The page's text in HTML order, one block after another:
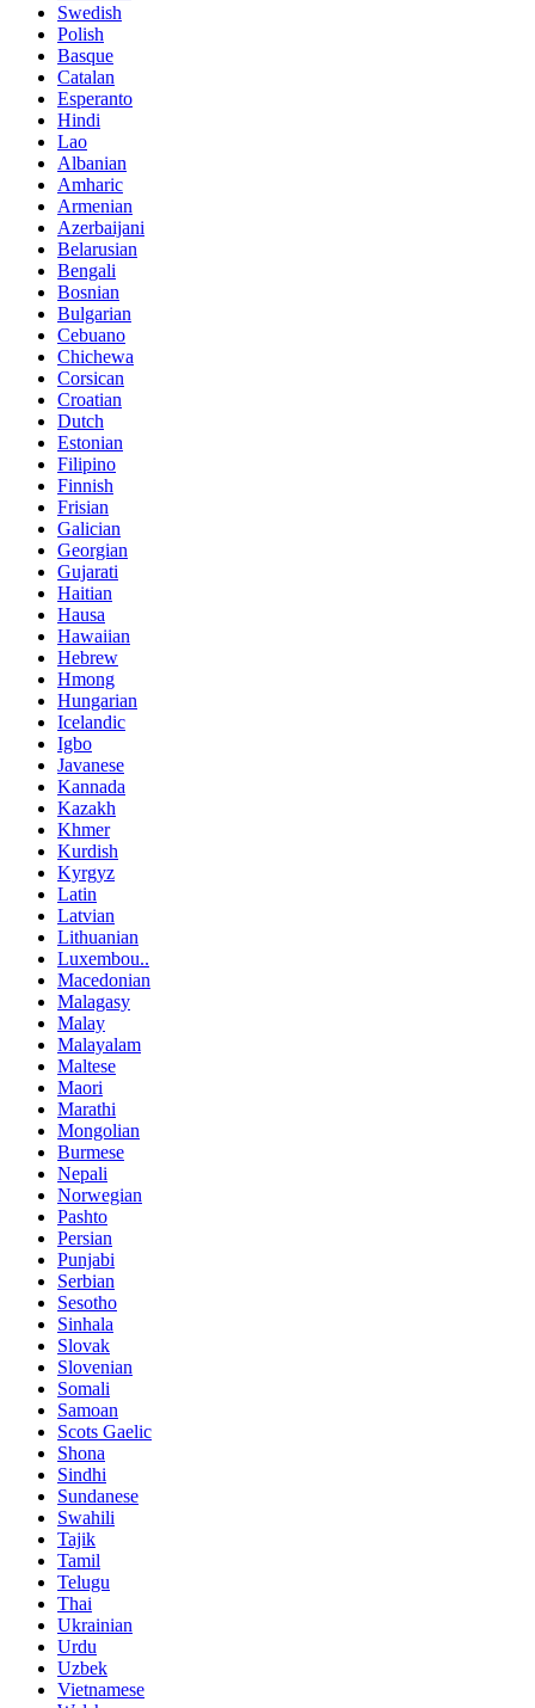
Swedish
Polish
Basque
Catalan
Esperanto
Hindi
Lao
Albanian
Amharic
Armenian
Azerbaijani
Belarusian
Bengali
Bosnian
Bulgarian
Cebuano
Chichewa
Corsican
Croatian
Dutch
Estonian
Filipino
Finnish
Frisian
Galician
Georgian
Gujarati
Haitian
Hausa
Hawaiian
Hebrew
Hmong
Hungarian
Icelandic
Igbo
Javanese
Kannada
Kazakh
Khmer
Kurdish
Kyrgyz
Latin
Latvian
Lithuanian
Luxembou..
Macedonian
Malagasy
Malay
Malayalam
Maltese
Maori
Marathi
Mongolian
Burmese
Nepali
Norwegian
Pashto
Persian
Punjabi
Serbian
Sesotho
Sinhala
Slovak
Slovenian
Somali
Samoan
Scots Gaelic
Shona
Sindhi
Sundanese
Swahili
Tajik
Tamil
Telugu
Thai
Ukrainian
Urdu
Uzbek
Vietnamese